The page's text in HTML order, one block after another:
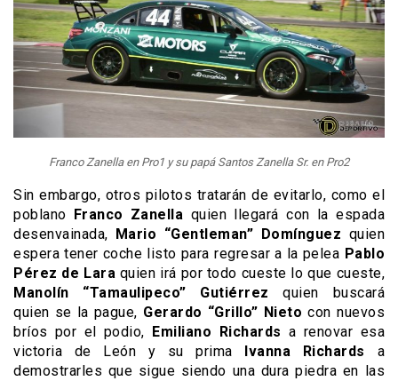
Franco Zanella en Pro1 y su papá Santos Zanella Sr. en Pro2
Sin embargo, otros pilotos tratarán de evitarlo, como el
poblano
Franco Zanella quien llegará con la espada
desenvainada,
Mario “Gentleman” Domínguez quien
espera tener coche listo para regresar a la pelea Pablo
Pérez de Lara quien irá por todo cueste lo que cueste,
Manolín “Tamaulipeco” Gutiérrez quien buscará
quien se la pague, Gerardo “Grillo” Nieto con nuevos
bríos por el podio,
Emiliano Richards a renovar esa
victoria de León y su prima
Ivanna Richards
a
demostrarles que sigue siendo una dura piedra en las